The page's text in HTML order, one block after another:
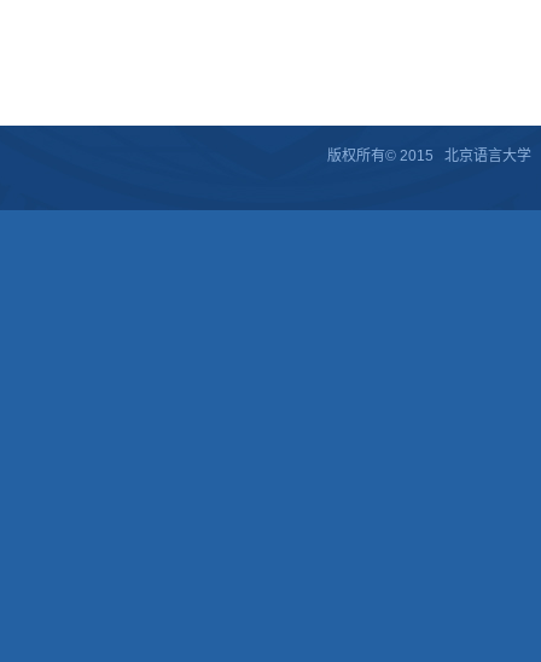
版权所有© 2015 北京语言大